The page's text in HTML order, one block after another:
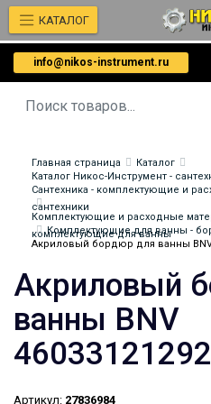
info@nikos-instrument.ru
КАТАЛОГ
Главная страница
Каталог
Каталог Никос-Инструмент -
Сантехника - комплектующие и
сантехники
Комплектующие и расходные
комплектующие для ванны
Комплектующие для ванны -
Акриловый бордюр для ванны BNV
Акриловый
ванны BNV
Артикул: 27836984